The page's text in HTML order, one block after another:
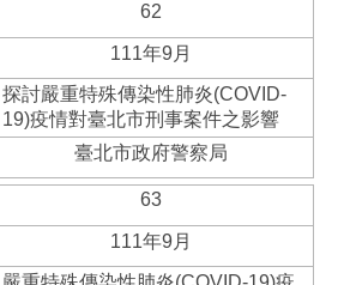
62
111年9月
探討嚴重特殊傳染性肺炎(COVID-
19)疫情對臺北市刑事案件之影響
臺北市政府警察局
63
111年9月